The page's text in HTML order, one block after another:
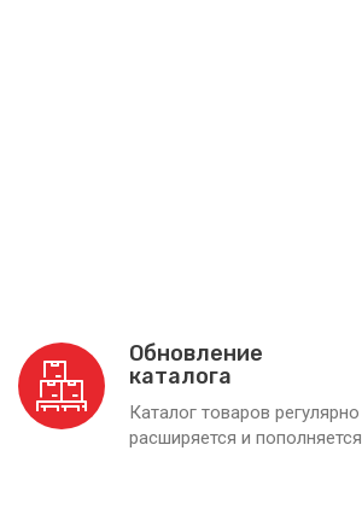
Обновление
каталога
Каталог товаров регулярно
расширяется и пополняется